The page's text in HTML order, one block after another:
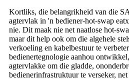
Kortliks, die belangrikheid van die
agtervlak in 'n bediener-hot-swap
nie. Dit maak nie net naatlose hot-
maar dit help ook om die algehele
verkoeling en kabelbestuur te
bedienertegnologie aanhou
agtervlakke om die gladde,
bedienerinfrastruktuur te verseker,